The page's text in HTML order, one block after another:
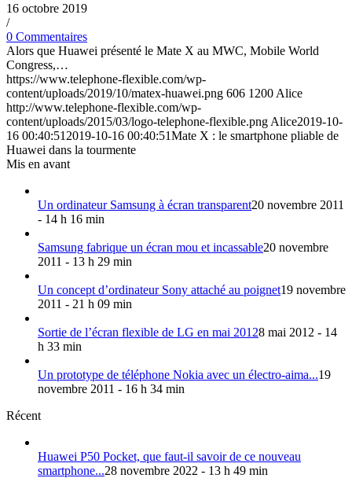
16 octobre 2019
/
0 Commentaires
Alors que Huawei présenté le Mate X au MWC, Mobile World
Congress,…
https://www.telephone-flexible.com/wp-
content/uploads/2019/10/matex-huawei.png 606 1200 Alice
http://www.telephone-flexible.com/wp-
content/uploads/2015/03/logo-telephone-flexible.png Alice2019-10-
16 00:40:51 2019-10-16 00:40:51Mate X : le smartphone pliable de
Huawei dans la tourmente
Mis en avant
Un ordinateur Samsung à écran transparent20 novembre 2011
- 14 h 16 min
Samsung fabrique un écran mou et incassable20 novembre
2011 - 13 h 29 min
Un concept d’ordinateur Sony attaché au poignet19 novembre
2011 - 21 h 09 min
Sortie de l’écran flexible de LG en mai 20128 mai 2012 - 14
h 33 min
Un prototype de téléphone Nokia avec un électro-aima...19
novembre 2011 - 16 h 34 min
Récent
Huawei P50 Pocket, que faut-il savoir de ce nouveau
smartphone...28 novembre 2022 - 13 h 49 min